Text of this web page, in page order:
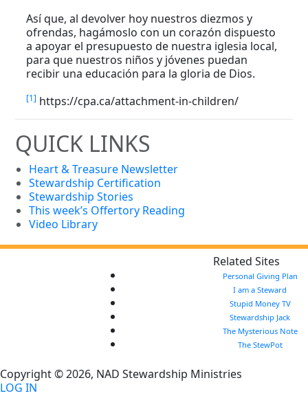
Así que, al devolver hoy nuestros diezmos y
ofrendas, hagámoslo con un corazón dispuesto
a apoyar el presupuesto de nuestra iglesia local,
para que nuestros niños y jóvenes puedan
recibir una educación para la gloria de Dios.
[1] https://cpa.ca/attachment-in-children/
QUICK LINKS
Heart & Treasure Newsletter
Stewardship Certification
Stewardship Stories
This week’s Offertory Reading
Video Library
Related Sites
Personal Giving Plan
I am a Steward
Stupid Money TV
Stewardship Jack
The Mysterious Note
The StewPot
Copyright © 2026, NAD Stewardship Ministries
LOG IN